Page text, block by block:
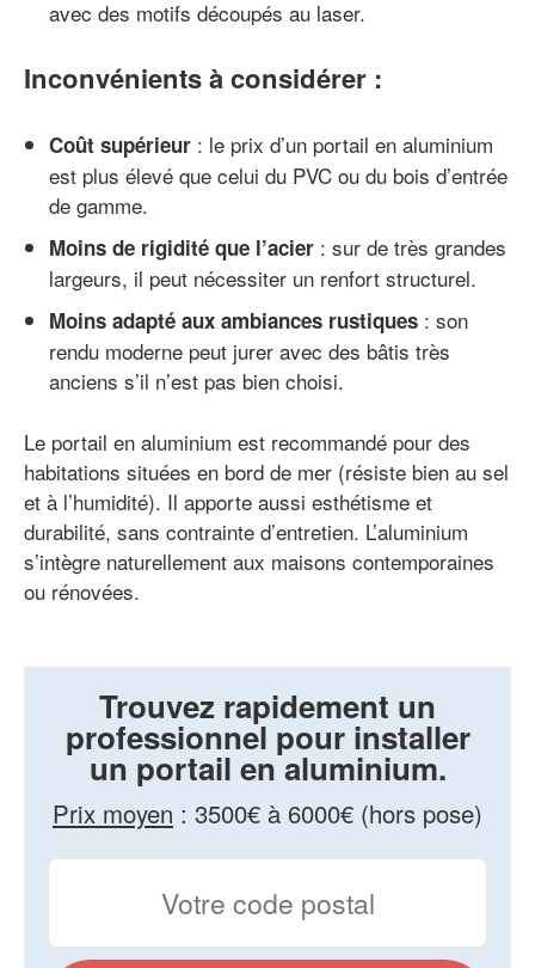
avec des motifs découpés au laser.
Inconvénients à considérer :
Coût supérieur : le prix d’un portail en aluminium
est plus élevé que celui du PVC ou du bois d’entrée
de gamme.
Moins de rigidité que l’acier : sur de très grandes
largeurs, il peut nécessiter un renfort structurel.
Moins adapté aux ambiances rustiques : son
rendu moderne peut jurer avec des bâtis très
anciens s’il n’est pas bien choisi.
Le portail en aluminium est recommandé pour des
habitations situées en bord de mer (résiste bien au sel
et à l’humidité). Il apporte aussi esthétisme et
durabilité, sans contrainte d’entretien. L’aluminium
s’intègre naturellement aux maisons contemporaines
ou rénovées.
Trouvez rapidement un
professionnel pour installer
un portail en aluminium.
Prix moyen : 3500€ à 6000€ (hors pose)